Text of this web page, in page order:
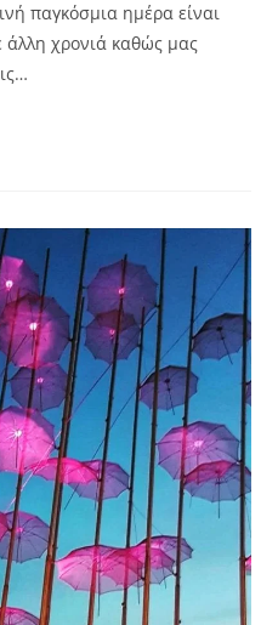
παγκόσμια ημέρα είναι
άλλη χρονιά καθώς μας